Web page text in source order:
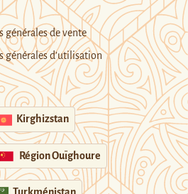
générales de vente
générales d’utilisation
Kirghizstan
Région Ouïghoure